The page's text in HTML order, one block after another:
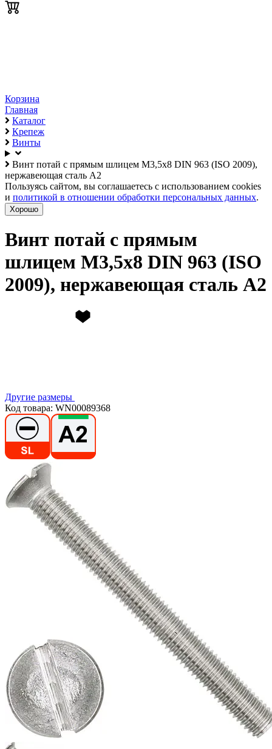
Корзина
Главная
Каталог
Крепеж
Винты
Винт потай с прямым шлицем М3,5х8 DIN 963 (ISO 2009),
нержавеющая сталь А2
Пользуясь сайтом, вы соглашаетесь с использованием cookies
и политикой в отношении обработки персональных данных.
Хорошо
Винт потай с прямым
шлицем М3,5х8 DIN 963 (ISO
2009), нержавеющая сталь А2
Другие размеры
Код товара: WN00089368